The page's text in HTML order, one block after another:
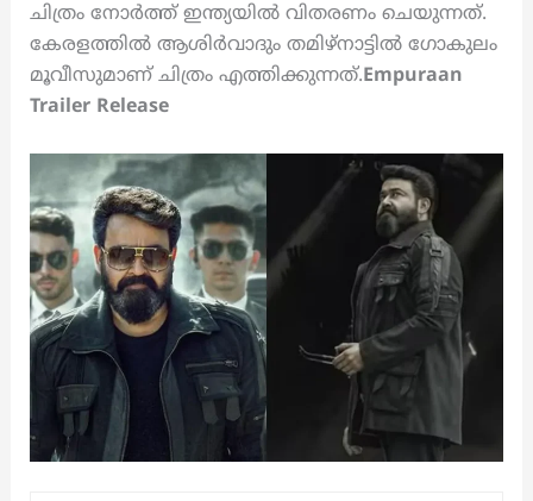
ചിത്രം നോർത്ത് ഇന്ത്യയിൽ വിതരണം ചെയുന്നത്.
കേരളത്തില്‍ ആശിര്‍വാദും തമിഴ്നാട്ടില്‍ ഗോകുലം
മൂവീസുമാണ് ചിത്രം എത്തിക്കുന്നത്.Empuraan
Trailer Release